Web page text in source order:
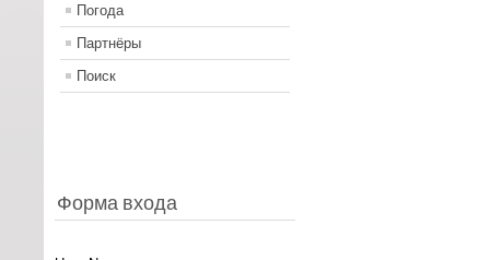
Погода
Партнёры
Поиск
Форма входа